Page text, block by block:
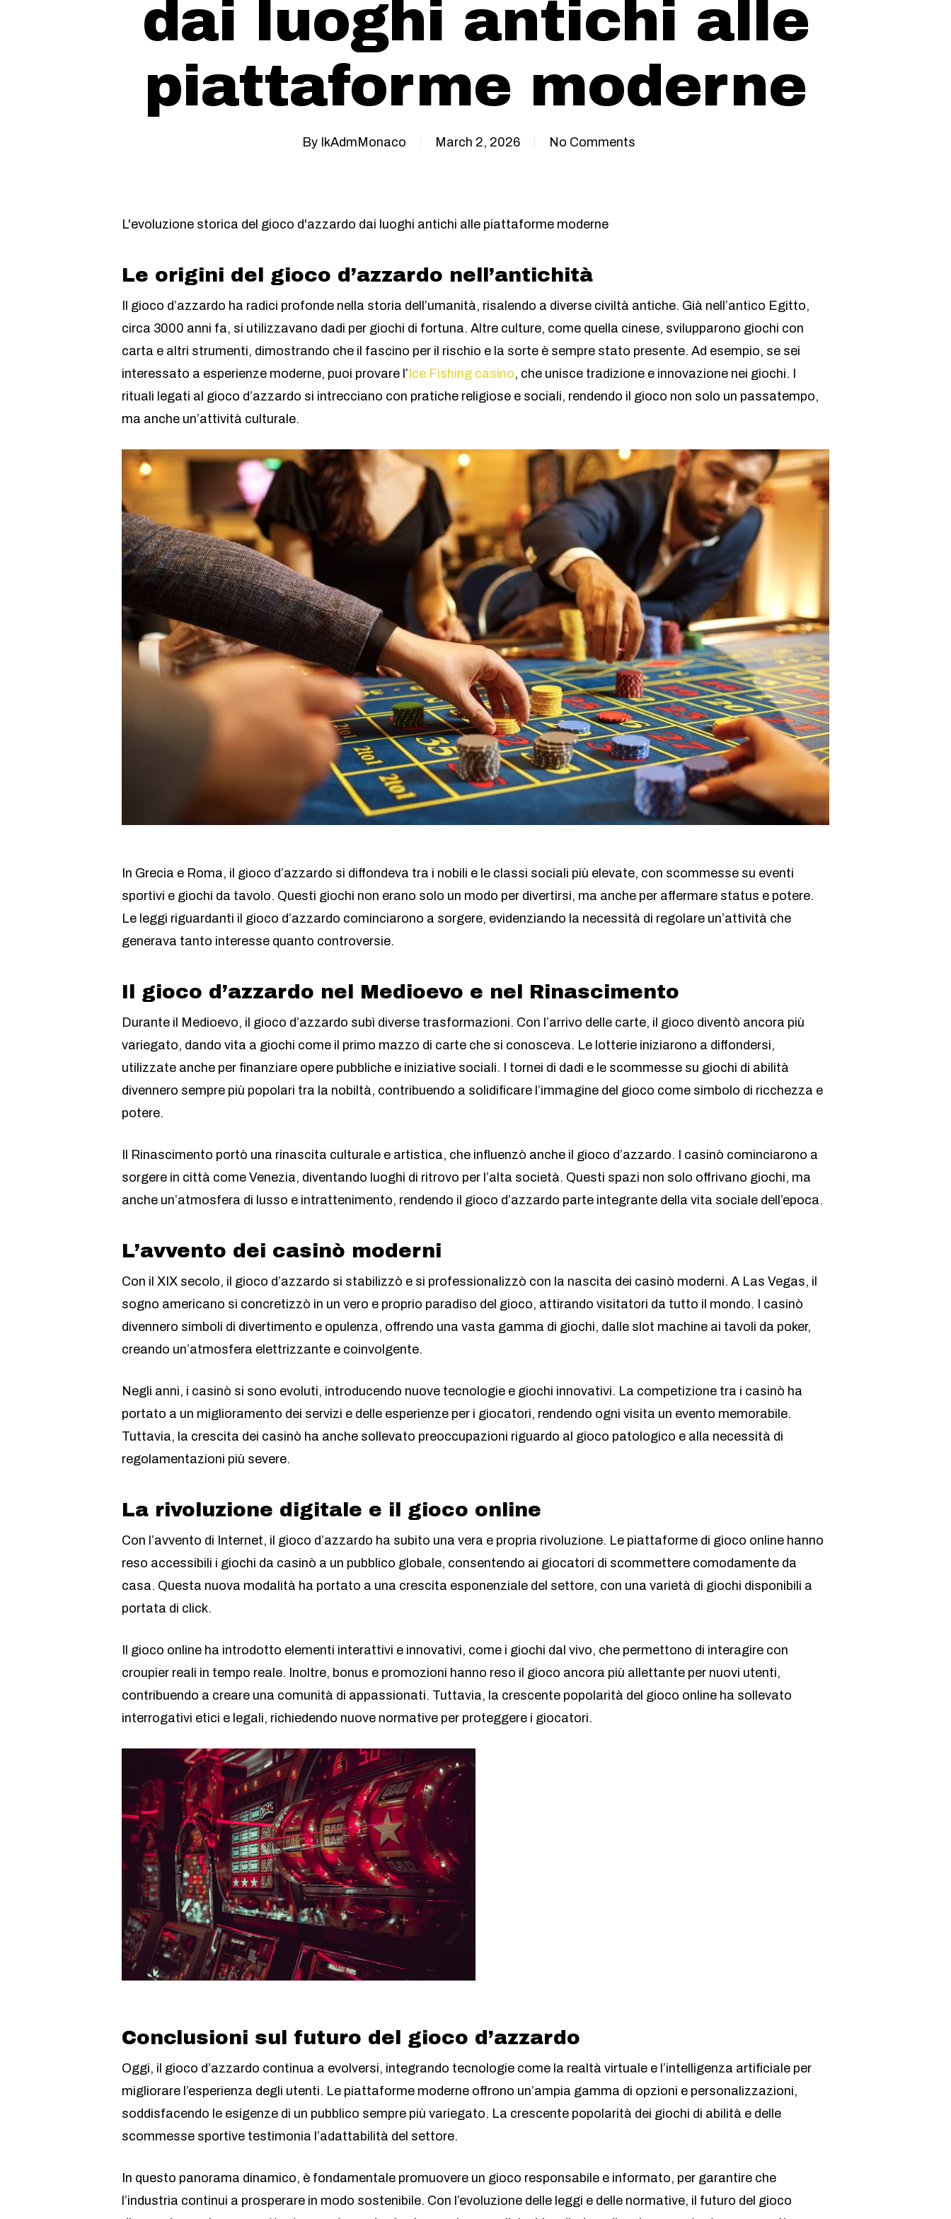
dai luoghi antichi alle
piattaforme moderne
By IkAdmMonaco March 2, 2026 No Comments
L'evoluzione storica del gioco d'azzardo dai luoghi antichi alle piattaforme moderne
Le origini del gioco d’azzardo nell’antichità
Il gioco d’azzardo ha radici profonde nella storia dell’umanità, risalendo a diverse civiltà antiche. Già nell’antico Egitto,
circa 3000 anni fa, si utilizzavano dadi per giochi di fortuna. Altre culture, come quella cinese, svilupparono giochi con
carta e altri strumenti, dimostrando che il fascino per il rischio e la sorte è sempre stato presente. Ad esempio, se sei
interessato a esperienze moderne, puoi provare l’ Ice Fishing casino, che unisce tradizione e innovazione nei giochi. I
rituali legati al gioco d’azzardo si intrecciano con pratiche religiose e sociali, rendendo il gioco non solo un passatempo,
ma anche un’attività culturale.
In Grecia e Roma, il gioco d’azzardo si diffondeva tra i nobili e le classi sociali più elevate, con scommesse su eventi
sportivi e giochi da tavolo. Questi giochi non erano solo un modo per divertirsi, ma anche per affermare status e potere.
Le leggi riguardanti il gioco d’azzardo cominciarono a sorgere, evidenziando la necessità di regolare un’attività che
generava tanto interesse quanto controversie.
Il gioco d’azzardo nel Medioevo e nel Rinascimento
Durante il Medioevo, il gioco d’azzardo subì diverse trasformazioni. Con l’arrivo delle carte, il gioco diventò ancora più
variegato, dando vita a giochi come il primo mazzo di carte che si conosceva. Le lotterie iniziarono a diffondersi,
utilizzate anche per finanziare opere pubbliche e iniziative sociali. I tornei di dadi e le scommesse su giochi di abilità
divennero sempre più popolari tra la nobiltà, contribuendo a solidificare l’immagine del gioco come simbolo di ricchezza e
potere.
Il Rinascimento portò una rinascita culturale e artistica, che influenzò anche il gioco d’azzardo. I casinò cominciarono a
sorgere in città come Venezia, diventando luoghi di ritrovo per l’alta società. Questi spazi non solo offrivano giochi, ma
anche un’atmosfera di lusso e intrattenimento, rendendo il gioco d’azzardo parte integrante della vita sociale dell’epoca.
L’avvento dei casinò moderni
Con il XIX secolo, il gioco d’azzardo si stabilizzò e si professionalizzò con la nascita dei casinò moderni. A Las Vegas, il
sogno americano si concretizzò in un vero e proprio paradiso del gioco, attirando visitatori da tutto il mondo. I casinò
divennero simboli di divertimento e opulenza, offrendo una vasta gamma di giochi, dalle slot machine ai tavoli da poker,
creando un’atmosfera elettrizzante e coinvolgente.
Negli anni, i casinò si sono evoluti, introducendo nuove tecnologie e giochi innovativi. La competizione tra i casinò ha
portato a un miglioramento dei servizi e delle esperienze per i giocatori, rendendo ogni visita un evento memorabile.
Tuttavia, la crescita dei casinò ha anche sollevato preoccupazioni riguardo al gioco patologico e alla necessità di
regolamentazioni più severe.
La rivoluzione digitale e il gioco online
Con l’avvento di Internet, il gioco d’azzardo ha subito una vera e propria rivoluzione. Le piattaforme di gioco online hanno
reso accessibili i giochi da casinò a un pubblico globale, consentendo ai giocatori di scommettere comodamente da
casa. Questa nuova modalità ha portato a una crescita esponenziale del settore, con una varietà di giochi disponibili a
portata di click.
Il gioco online ha introdotto elementi interattivi e innovativi, come i giochi dal vivo, che permettono di interagire con
croupier reali in tempo reale. Inoltre, bonus e promozioni hanno reso il gioco ancora più allettante per nuovi utenti,
contribuendo a creare una comunità di appassionati. Tuttavia, la crescente popolarità del gioco online ha sollevato
interrogativi etici e legali, richiedendo nuove normative per proteggere i giocatori.
Conclusioni sul futuro del gioco d’azzardo
Oggi, il gioco d’azzardo continua a evolversi, integrando tecnologie come la realtà virtuale e l’intelligenza artificiale per
migliorare l’esperienza degli utenti. Le piattaforme moderne offrono un’ampia gamma di opzioni e personalizzazioni,
soddisfacendo le esigenze di un pubblico sempre più variegato. La crescente popolarità dei giochi di abilità e delle
scommesse sportive testimonia l’adattabilità del settore.
In questo panorama dinamico, è fondamentale promuovere un gioco responsabile e informato, per garantire che
l’industria continui a prosperare in modo sostenibile. Con l’evoluzione delle leggi e delle normative, il futuro del gioco